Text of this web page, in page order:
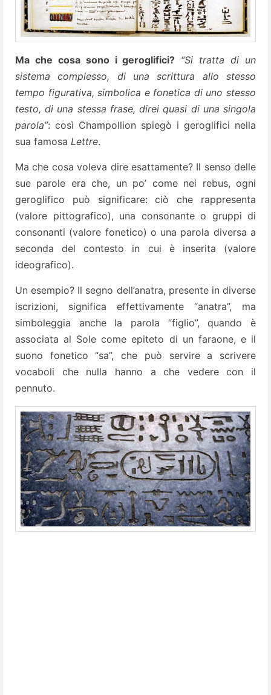
Ma che cosa sono i geroglifici? “Si tratta di un
sistema complesso, di una scrittura allo stesso
tempo figurativa, simbolica e fonetica di uno stesso
testo, di una stessa frase, direi quasi di una singola
parola”: così Champollion spiegò i geroglifici nella
sua famosa Lettre.
Ma che cosa voleva dire esattamente? Il senso delle
sue parole era che, un po’ come nei rebus, ogni
geroglifico può significare: ciò che rappresenta
(valore pittografico), una consonante o gruppi di
consonanti (valore fonetico) o una parola diversa a
seconda del contesto in cui è inserita (valore
ideografico).
Un esempio? Il segno dell’anatra, presente in diverse
iscrizioni, significa effettivamente “anatra”, ma
simboleggia anche la parola “figlio”, quando è
associata al Sole come epiteto di un faraone, e il
suono fonetico “sa”, che può servire a scrivere
vocaboli che nulla hanno a che vedere con il
pennuto.